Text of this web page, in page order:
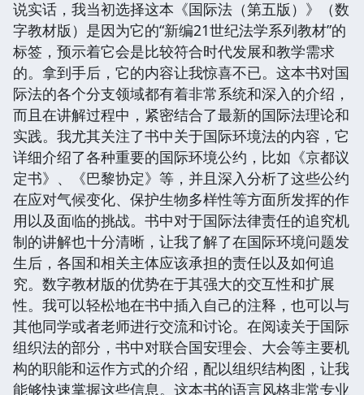
说实话，我当初选择这本《国际法（第五版）》（数
字教材版）是因为它的“新编21世纪法学系列教材”的
标签，预示着它会是比较符合时代发展和教学需求
的。拿到手后，它的内容让我惊喜不已。这本书对国
际法的各个分支领域都有着非常系统和深入的介绍，
而且在讲解过程中，紧密结合了最新的国际法理论和
实践。我尤其关注了书中关于国际环境法的内容，它
详细介绍了各种重要的国际环境公约，比如《京都议
定书》、《巴黎协定》等，并且深入分析了这些公约
在应对气候变化、保护生物多样性等方面所发挥的作
用以及面临的挑战。书中对于国际法律责任的追究机
制的讲解也十分清晰，让我了解了在国际环境问题发
生后，各国和相关主体应该承担的责任以及如何追
究。数字教材版的优势在于其强大的交互性和扩展
性。我可以轻松地在书中插入自己的注释，也可以与
其他同学或者老师进行交流和讨论。在阅读关于国际
组织法的部分，书中对联合国安理会、大会等主要机
构的职能和运作方式的介绍，配以组织结构图，让我
能够快速掌握这些信息。这本书的语言风格非常专业